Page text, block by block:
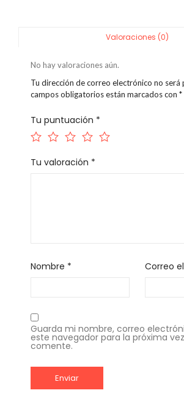
Valoraciones (0)
No hay valoraciones aún.
Tu dirección de correo electrónico no será
campos obligatorios están marcados con *
Tu puntuación *
Tu valoración *
Nombre * Correo
Guarda mi nombre, correo
este navegador para la próxima
comente.